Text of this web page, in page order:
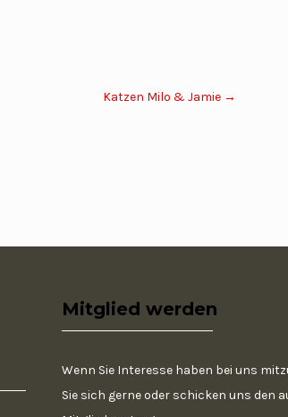
Katzen Milo & Jamie →
Mitglied werden
Wenn Sie Interesse haben bei uns
Sie sich gerne oder schicken uns den